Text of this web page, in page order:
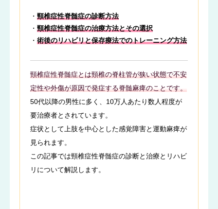
・ 頸椎症性脊髄症の診断方法
・ 頸椎症性脊髄症の治療方法とその選択
・ 術後のリハビリと保存療法でのトレーニング方法
頸椎症性脊髄症とは頸椎の脊柱管が狭い状態で不安
定性や外傷が原因で発症する脊髄麻痺のことです。
50代以降の男性に多く、10万人あたり数人程度が
要治療者とされています。
症状として上肢を中心とした感覚障害と運動麻痺が
見られます。
この記事では頸椎症性脊髄症の診断と治療とリハビ
リについて解説します。